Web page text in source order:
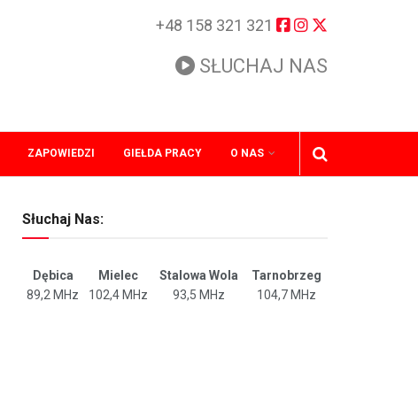
+48 158 321 321
SŁUCHAJ NAS
ZAPOWIEDZI GIEŁDA PRACY O NAS
Słuchaj Nas:
Dębica Mielec Stalowa Wola
Tarnobrzeg
89,2 MHz
102,4 MHz 93,5 MHz 104,7 MHz